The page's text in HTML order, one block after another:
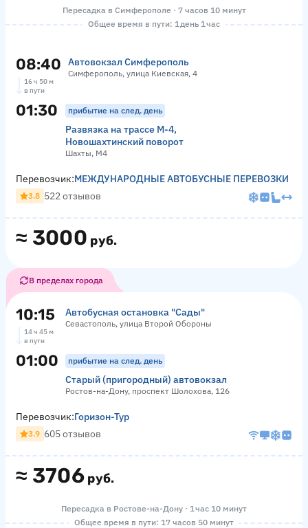
Пересадка в Симферополе · 7 часов 10 минут
Общее время в пути: 1 день 1 час
08:40 Автовокзал Симферополь
Симферополь, улица Киевская, 4
16 ч 50 м
в пути
01:30 прибытие на след. день
Развязка на трассе М-4,
Новошахтинский поворот
Шахты, М4
≈ 3000 руб.
Перевозчик:МЕЖДУНАРОДНЫЕ АВТОБУСНЫЕ ПЕРЕВОЗКИ
3.8 522 отзывов
В пределах города
10:15 Автобусная остановка "Сады"
Севастополь, улица Второй Обороны
14 ч 45 м
в пути
01:00 прибытие на след. день
Старый (пригородный) автовокзал
Ростов-на-Дону, проспект Шолохова, 126
≈ 3706 руб.
Перевозчик:Горизон-Тур
3.9 605 отзывов
Пересадка в Ростове-на-Дону · 1 час 10 минут
Общее время в пути: 17 часов 50 минут